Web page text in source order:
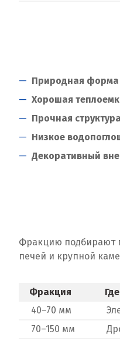
Природная форма
Хорошая
Прочная
Низкое
Декоративный
Фракцию подбирают
печей и крупной
Фракция
40–70 мм
70–150 мм